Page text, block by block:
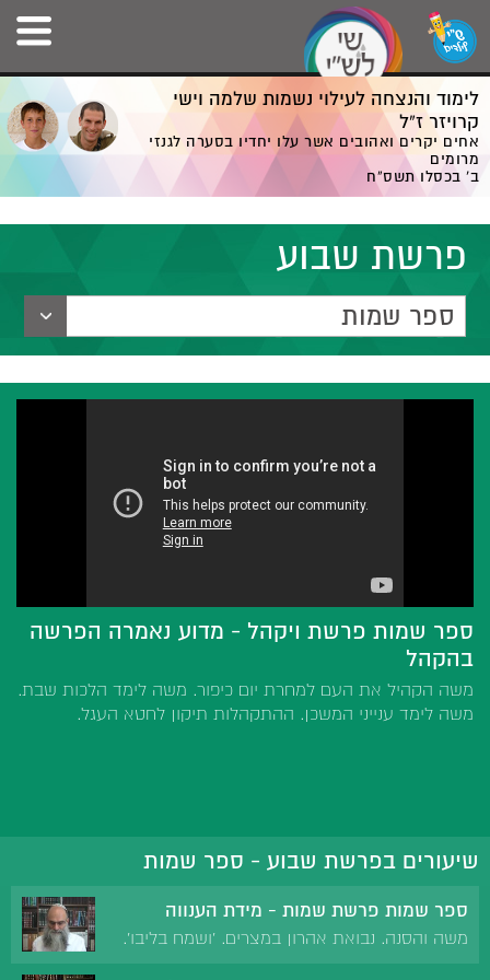
לימוד והנצחה לעילוי נשמות שלמה וישי
קרויזר ז”ל
אחים יקרים ואהובים אשר עלו יחדיו בסערה לגנזי
מרומים
ב' בכסלו תשס”ח
פרשת שבוע
ספר שמות
ספר שמות פרשת ויקהל - מדוע נאמרה הפרשה
בהקהל
משה הקהיל את העם למחרת יום כיפור. משה לימד הלכות שבת.
משה לימד ענייני המשכן. ההתקהלות תיקון לחטא העגל.
שיעורים בפרשת שבוע - ספר שמות
ספר שמות פרשת שמות - מידת הענווה
משה והסנה. נבואת אהרון במצרים. 'ושמח בליבו'.